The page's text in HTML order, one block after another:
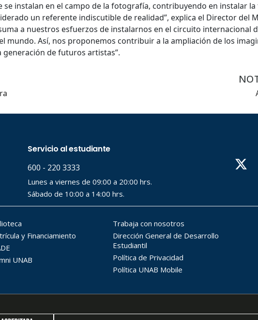
se instalan en el campo de la fotografía, contribuyendo en instalar
un referente indiscutible de realidad”, explica el Director del
a nuestros esfuerzos de instalarnos en el circuito internacional
mundo. Así, nos proponemos contribuir a la ampliación de los
de futuros artistas”.